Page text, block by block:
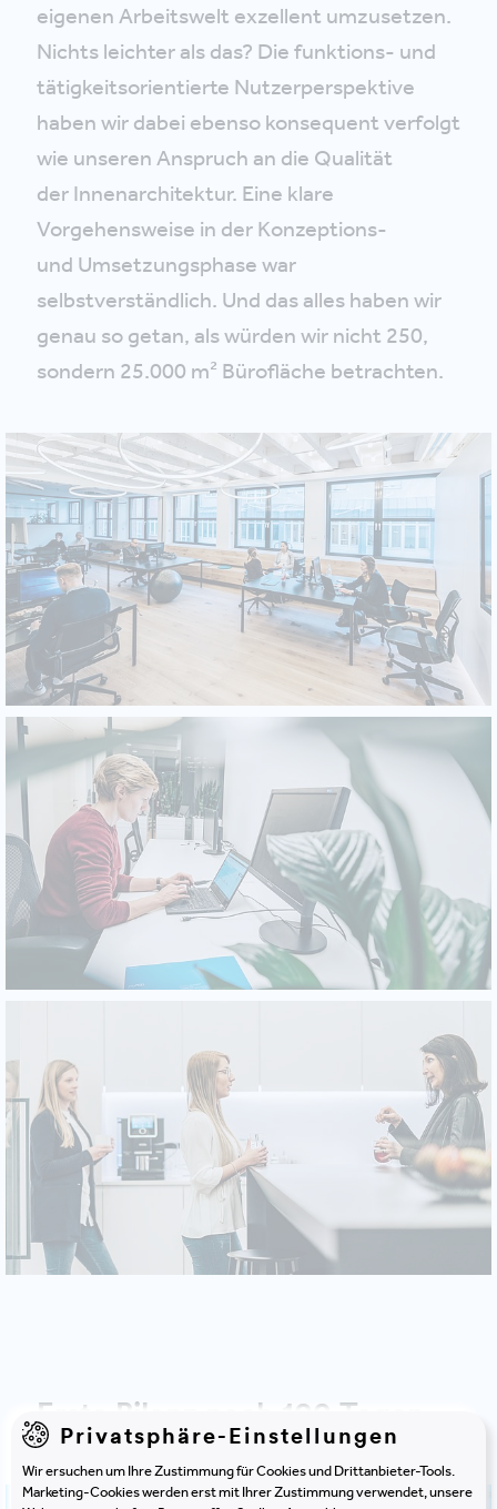
eigenen Arbeitswelt exzellent umzusetzen.
Nichts leichter als das? Die funktions- und
tätigkeitsorientierte Nutzerperspektive
haben wir dabei ebenso konsequent verfolgt
wie unseren Anspruch an die Qualität
der Innenarchitektur. Eine klare
Vorgehensweise in der Konzeptions-
und Umsetzungsphase war
selbstverständlich. Und das alles haben wir
genau so getan, als würden wir nicht 250,
sondern 25.000 m² Bürofläche betrachten.
Erste Bilanz nach 100 Tagen
Privatsphäre-Einstellungen
Wir ersuchen um Ihre Zustimmung für Cookies und Drittanbieter-Tools.
Marketing-Cookies werden erst mit Ihrer Zustimmung verwendet, unsere